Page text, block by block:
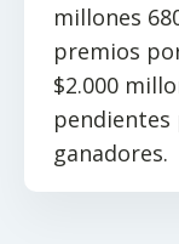
millones
premios
$2.000
ganadores.